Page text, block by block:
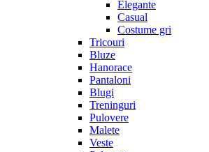
Elegante
Casual
Costume gri
Tricouri
Bluze
Hanorace
Pantaloni
Blugi
Treninguri
Pulovere
Malete
Veste